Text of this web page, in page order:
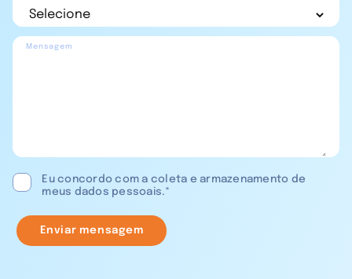
Mensagem
Eu concordo com a coleta e armazenamento de
meus dados pessoais.*
Enviar mensagem